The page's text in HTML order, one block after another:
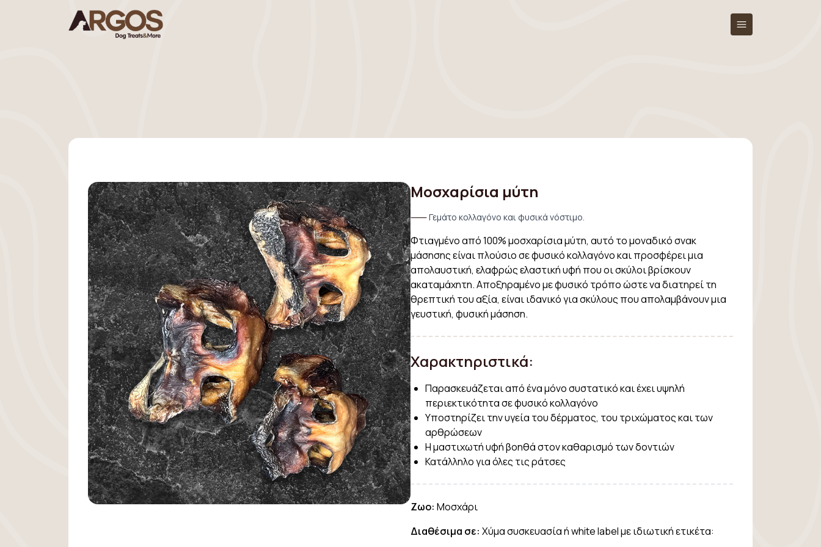
Μοσχαρίσια μύτη
⸺Γεμάτο κολλαγόνο και φυσικά νόστιμο.
Φτιαγμένο από 100% μοσχαρίσια μύτη, αυτό το μοναδικό σνακ
μάσησης είναι πλούσιο σε φυσικό κολλαγόνο και προσφέρει μια
απολαυστική, ελαφρώς ελαστική υφή που οι σκύλοι βρίσκουν
ακαταμάχητη. Αποξηραμένο με φυσικό τρόπο ώστε να διατηρεί τη
θρεπτική του αξία, είναι ιδανικό για σκύλους που απολαμβάνουν μια
γευστική, φυσική μάσηση.
Χαρακτηριστικά:
Παρασκευάζεται από ένα μόνο συστατικό και έχει υψηλή
περιεκτικότητα σε φυσικό κολλαγόνο
Υποστηρίζει την υγεία του δέρματος, του τριχώματος και των
αρθρώσεων
Η μαστιχωτή υφή βοηθά στον καθαρισμό των δοντιών
Κατάλληλο για όλες τις ράτσες
Ζωο: Μοσχάρι
Διαθέσιμα σε: Χύμα συσκευασία ή white label με ιδιωτική ετικέτα: